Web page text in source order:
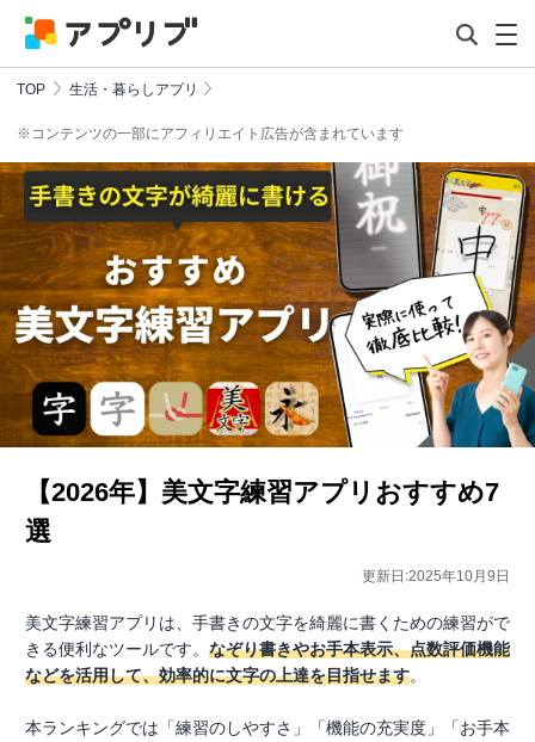
TOP 生活・暮らしアプリ
※コンテンツの一部にアフィリエイト広告が含まれています
【2026年】美文字練習アプリおすすめ7
選
更新日:2025年10月9日
美文字練習アプリは、手書きの文字を綺麗に書くための練習がで
きる便利なツールです。 なぞり書きやお手本表示、点数評価機能
などを活用して、効率的に文字の上達を目指せます。
本ランキングでは「練習のしやすさ」「機能の充実度」「お手本